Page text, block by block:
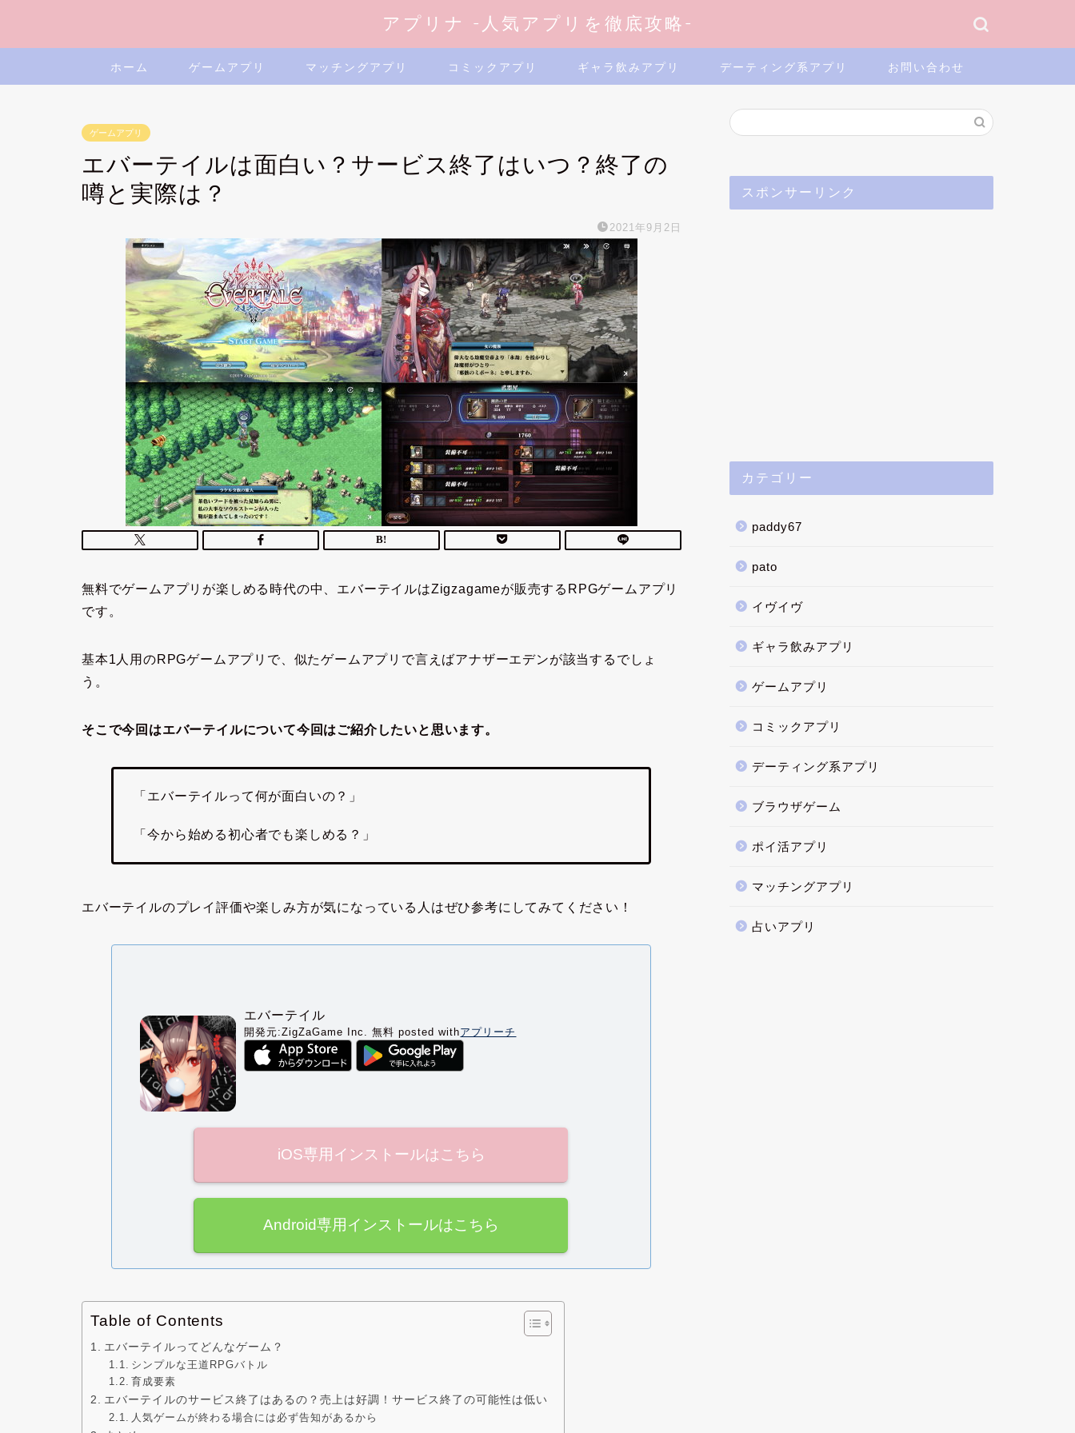
アプリナ -人気アプリを徹底攻略-
ホーム ゲームアプリ マッチングアプリ コミックアプリ ギャラ飲みアプリ デーティング系アプリ お問い合わせ
ゲームアプリ
エバーテイルは面白い？サービス終了はいつ？終了の
噂と実際は？
2021年9月2日
無料でゲームアプリが楽しめる時代の中、エバーテイルはZigzagameが販売するRPGゲームアプリ
です。
基本1人用のRPGゲームアプリで、似たゲームアプリで言えばアナザーエデンが該当するでしょ
う。
そこで今回はエバーテイルについて今回はご紹介したいと思います。
「エバーテイルって何が面白いの？」
「今から始める初心者でも楽しめる？」
エバーテイルのプレイ評価や楽しみ方が気になっている人はぜひ参考にしてみてください！
エバーテイル
開発元:ZigZaGame Inc. 無料 posted withアプリーチ
iOS専用インストールはこちら
Android専用インストールはこちら
Table of Contents
エバーテイルってどんなゲーム？
シンプルな王道RPGバトル
育成要素
エバーテイルのサービス終了はあるの？売上は好調！サービス終了の可能性は低い
人気ゲームが終わる場合には必ず告知があるから
スポンサーリンク
カテゴリー
paddy67
pato
イヴイヴ
ギャラ飲みアプリ
ゲームアプリ
コミックアプリ
デーティング系アプリ
ブラウザゲーム
ポイ活アプリ
マッチングアプリ
占いアプリ